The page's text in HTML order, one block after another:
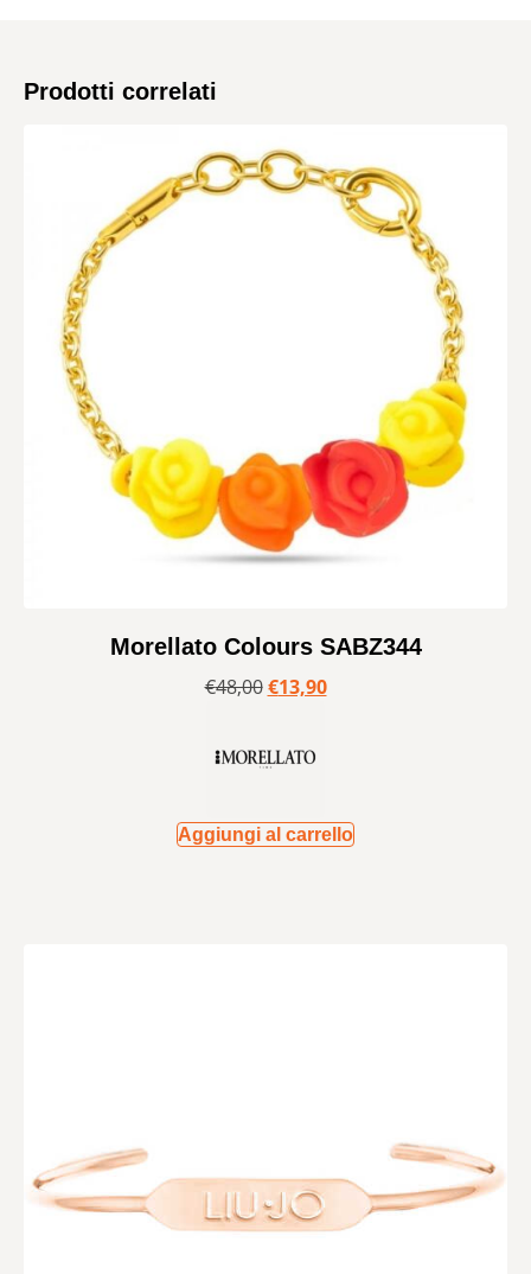
Prodotti correlati
Morellato Colours SABZ344
€48,00 €13,90
Aggiungi al carrello